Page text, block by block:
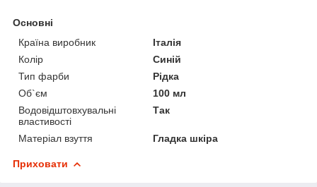
Основні
Країна виробник
Італія
Колір
Синій
Тип фарби
Рідка
Об`єм
100 мл
Водовідштовхувальні
властивості
Так
Матеріал взуття Гладка шкіра
Приховати